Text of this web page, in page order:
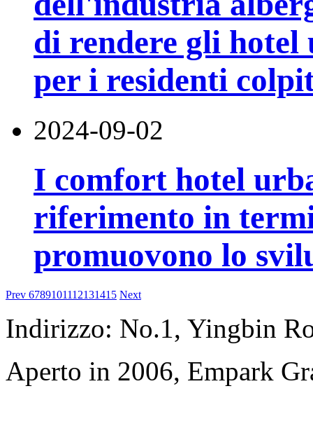
di rendere gli
per i residenti
2024-09-02
I comfort hotel
riferimento in
promuovono lo
Prev 6789101112131415 Next
Indirizzo: No.1, Yingbin
Aperto in 2006, Empark